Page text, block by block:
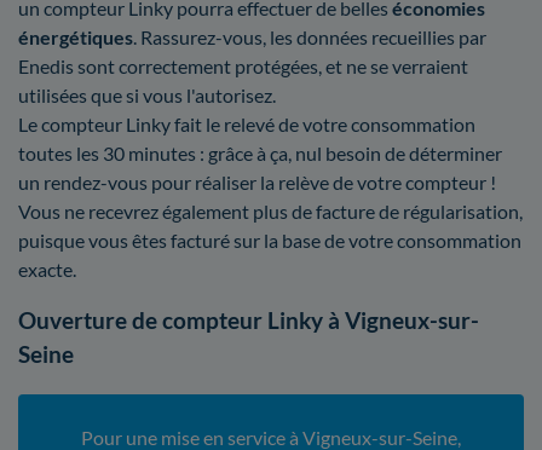
un compteur Linky pourra effectuer de belles économies
énergétiques . Rassurez-vous, les données recueillies par
Enedis sont correctement protégées, et ne se verraient
utilisées que si vous l'autorisez.
Le compteur Linky fait le relevé de votre consommation
toutes les 30 minutes : grâce à ça, nul besoin de déterminer
un rendez-vous pour réaliser la relève de votre compteur !
Vous ne recevrez également plus de facture de régularisation,
puisque vous êtes facturé sur la base de votre consommation
exacte.
Ouverture de compteur Linky à Vigneux-sur-
Seine
Pour une mise en service à Vigneux-sur-Seine,